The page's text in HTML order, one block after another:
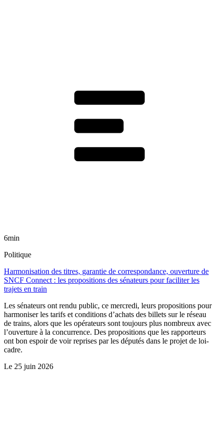
6min
Politique
Harmonisation des titres, garantie de correspondance, ouverture de
SNCF Connect : les propositions des sénateurs pour faciliter les
trajets en train
Les sénateurs ont rendu public, ce mercredi, leurs propositions pour
harmoniser les tarifs et conditions d’achats des billets sur le réseau
de trains, alors que les opérateurs sont toujours plus nombreux avec
l’ouverture à la concurrence. Des propositions que les rapporteurs
ont bon espoir de voir reprises par les députés dans le projet de loi-
cadre.
Le 25 juin 2026